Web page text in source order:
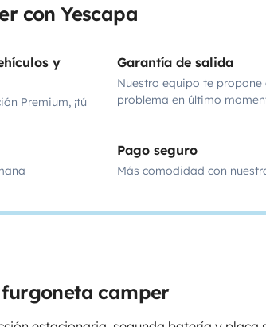
con Yescapa
y
Premium, ¡tú
Garantía de salida
Nuestro equipo te
problema en último
Pago seguro
Más comodidad con
camper